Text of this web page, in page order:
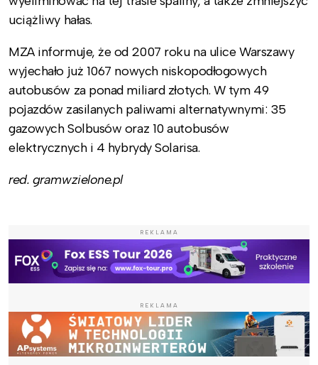
uciążliwy hałas.
MZA informuje, że od 2007 roku na ulice Warszawy
wyjechało już 1067 nowych niskopodłogowych
autobusów za ponad miliard złotych. W tym 49
pojazdów zasilanych paliwami alternatywnymi: 35
gazowych Solbusów oraz 10 autobusów
elektrycznych i 4 hybrydy Solarisa.
red. gramwzielone.pl
REKLAMA
REKLAMA